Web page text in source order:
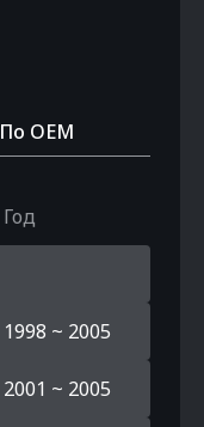
По OEM
Год
1998 ~ 2005
2001 ~ 2005